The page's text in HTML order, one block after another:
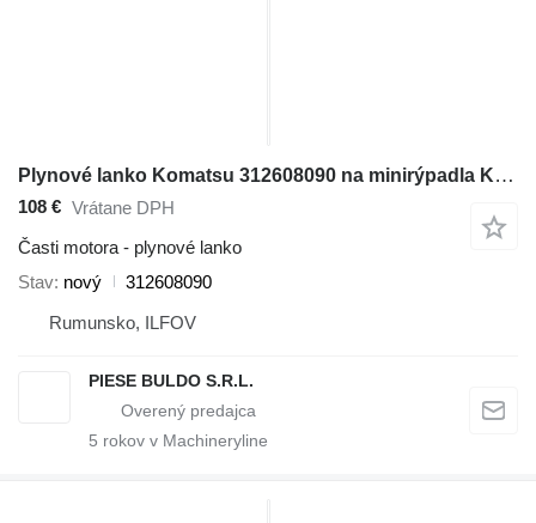
Plynové lanko Komatsu 312608090 na minirýpadla Komatsu WB140 , WB140PS , WB150 , WB150AWS , WB150PS , WB150WSC , WB91R , WB93R , WB97R , WB97S
108 € Vrátane DPH
Časti motora - plynové lanko
Stav nový
312608090
Rumunsko, ILFOV
PIESE BULDO S.R.L.
5 rokov v Machineryline